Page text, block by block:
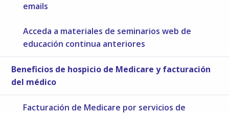
emails
Acceda a materiales de seminarios web de
educación continua anteriores
Beneficios de hospicio de Medicare y facturación
del médico
Facturación de Medicare por servicios de